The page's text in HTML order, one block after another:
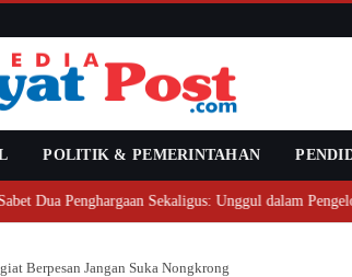
POLITIK & PEMERINTAHAN
Penghargaan Sekaligus: Unggul dalam Pengelolaan
Berpesan Jangan Suka Nongkrong